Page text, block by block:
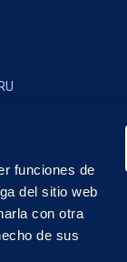
funciones de
del sitio web
con otra
de sus